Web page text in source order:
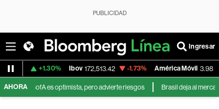
PUBLICIDAD
Ingresar
+1.30% Ibov 172,513.42 -1.73% América Móvil 3.98 +3.11%
AHORAes optimista, pero advierte riesgos Brasil deja al mercado